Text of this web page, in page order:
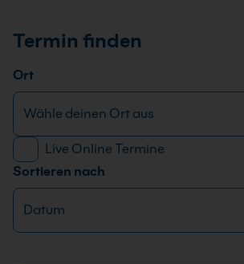
Termin finden
Ort
Live Online Termine
Sortieren nach